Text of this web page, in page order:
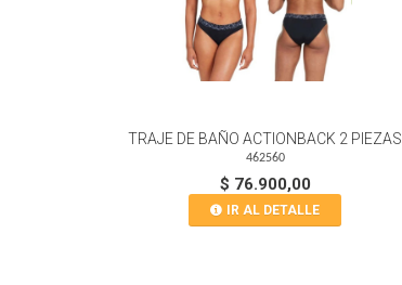
TRAJE DE BAÑO ACTIONBACK 2 PIEZAS
462560
$ 76.900,00
IR AL DETALLE